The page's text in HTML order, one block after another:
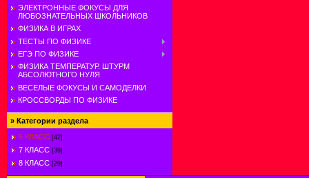
ЭЛЕКТРОННЫЕ ФОКУСЫ ДЛЯ
ЛЮБОЗНАТЕЛЬНЫХ ШКОЛЬНИКОВ
ФИЗИКА В ИГРАХ
ТЕСТЫ ПО ФИЗИКЕ
ЕГЭ ПО ФИЗИКЕ
ФИЗИКА ТЕМПЕРАТУР. ШТУРМ
АБСОЛЮТНОГО НУЛЯ
ВЕСЕЛЫЕ ФОКУСЫ И САМОДЕЛКИ
КРОССВОРДЫ ПО ФИЗИКЕ
» Категории раздела
5 КЛАСС [42]
7 КЛАСС [39]
8 КЛАСС [29]